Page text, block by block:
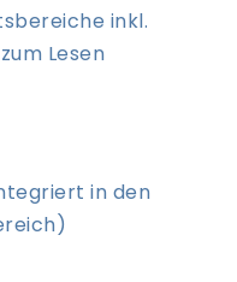
inkl.
Lesen
in den